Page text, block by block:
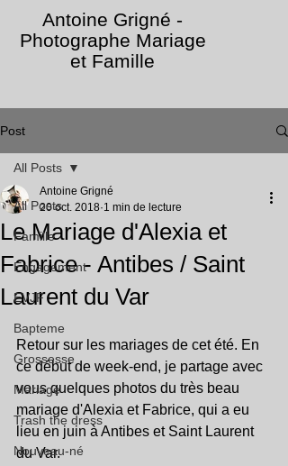
Antoine Grigné -
Photographe Mariage
et Famille
Post
All Posts
Famille
Engagement
EVJF
Bapteme
Grossesse
Mariage
Trash the dress
Nouveau-né
All Posts
Le Mariage d'Alexia et
Fabrice - Antibes / Saint
Laurent du Var
Antoine Grigné
20 oct. 2018 1 min de lecture
Retour sur les mariages de cet été. En
ce début de week-end, je partage avec
vous quelques photos du très beau
mariage d'Alexia et Fabrice, qui a eu
lieu en juin à Antibes et Saint Laurent
du Var.